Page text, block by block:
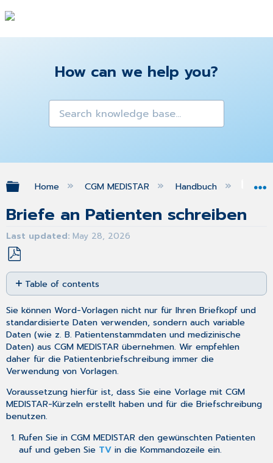
How can we help you?
Expand/collapse global hierarchy
Home CGM MEDISTAR Handbuch
Briefe an Patienten schreiben
Last updated May 28, 2026
Save
as
PDF
Table of contents
No
headers
Sie können Word-Vorlagen nicht nur für Ihren Briefkopf und
standardisierte Daten verwenden, sondern auch variable
Daten (wie z. B. Patientenstammdaten und medizinische
Daten) aus CGM MEDISTAR übernehmen. Wir empfehlen
daher für die Patientenbriefschreibung immer die
Verwendung von Vorlagen.
Voraussetzung hierfür ist, dass Sie eineVorlage mit CGM
MEDISTAR-Kürzeln erstellt haben und für die Briefschreibung
benutzen.
RufenSie in CGM MEDISTAR den gewünschten Patienten
auf und geben Sie TVin die Kommandozeile ein.